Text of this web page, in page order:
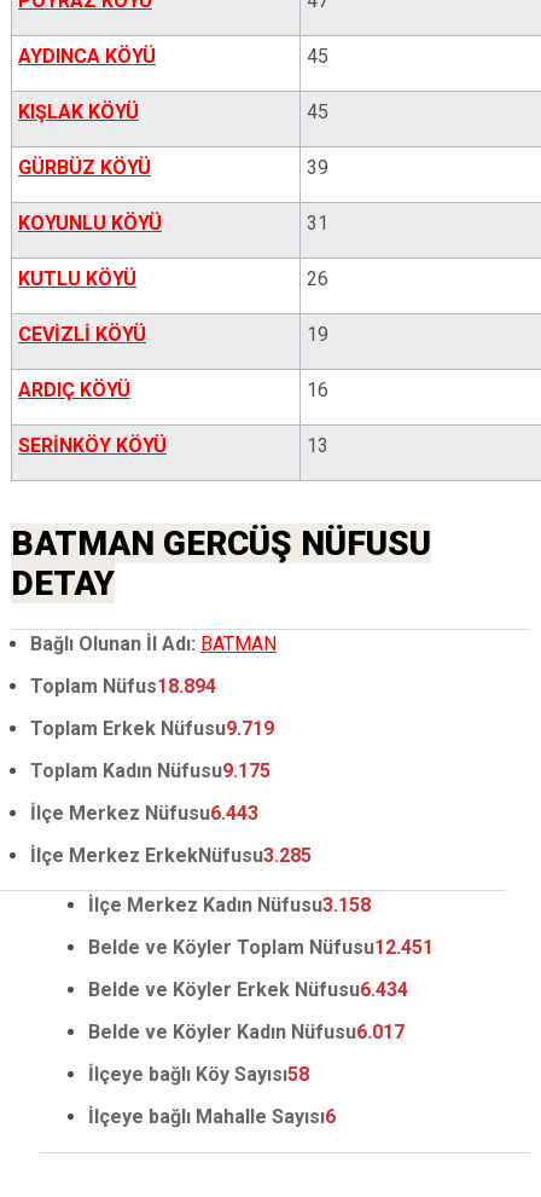
AYDINCA KÖYÜ 45
KIŞLAK KÖYÜ 45
GÜRBÜZ KÖYÜ 39
KOYUNLU KÖYÜ 31
KUTLU KÖYÜ 26
CEVİZLİ KÖYÜ 19
ARDIÇ KÖYÜ 16
SERİNKÖY KÖYÜ 13
BATMAN GERCÜŞ NÜFUSU
DETAY
Bağlı Olunan İl Adı: BATMAN
Toplam Nüfus18.894
Toplam Erkek Nüfusu9.719
Toplam Kadın Nüfusu9.175
İlçe Merkez Nüfusu6.443
İlçe Merkez ErkekNüfusu3.285
İlçe Merkez Kadın Nüfusu3.158
Belde ve Köyler Toplam Nüfusu12.451
Belde ve Köyler Erkek Nüfusu6.434
Belde ve Köyler Kadın Nüfusu6.017
İlçeye bağlı Köy Sayısı58
İlçeye bağlı Mahalle Sayısı6